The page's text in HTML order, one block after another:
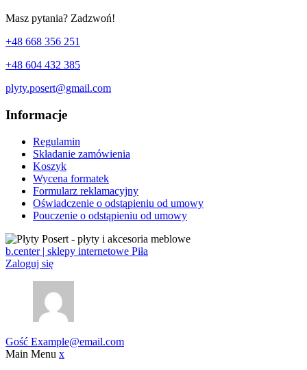
Masz pytania? Zadzwoń!
+48 668 356 251
+48 604 432 385
plyty.posert@gmail.com
Informacje
Regulamin
Składanie zamówienia
Koszyk
Wycena formatek
Formularz reklamacyjny
Oświadczenie o odstąpieniu od umowy
Pouczenie o odstąpieniu od umowy
b.center | sklepy internetowe Piła
Zaloguj się
Gość Example@email.com
Main Menu x